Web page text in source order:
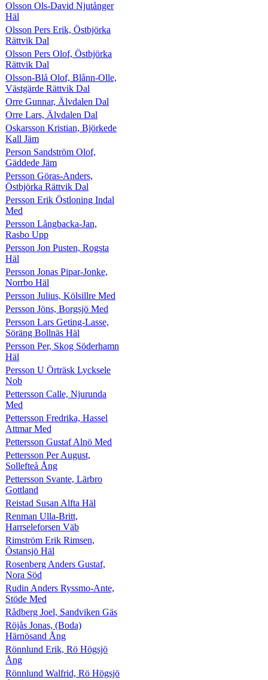
Olsson Ols-David Njutånger
Häl
Olsson Pers Erik, Östbjörka
Rättvik Dal
Olsson Pers Olof, Östbjörka
Rättvik Dal
Olsson-Blå Olof, Blånn-Olle,
Västgärde Rättvik Dal
Orre Gunnar, Älvdalen Dal
Orre Lars, Älvdalen Dal
Oskarsson Kristian, Björkede
Kall Jäm
Person Sandström Olof,
Gäddede Jäm
Persson Göras-Anders,
Östbjörka Rättvik Dal
Persson Erik Östloning Indal
Med
Persson Långbacka-Jan,
Rasbo Upp
Persson Jon Pusten, Rogsta
Häl
Persson Jonas Pipar-Jonke,
Norrbo Häl
Persson Julius, Kölsillre Med
Persson Jöns, Borgsjö Med
Persson Lars Geting-Lasse,
Söräng Bollnäs Häl
Persson Per, Skog Söderhamn
Häl
Persson U Örträsk Lycksele
Nob
Pettersson Calle, Njurunda
Med
Pettersson Fredrika, Hassel
Attmar Med
Pettersson Gustaf Alnö Med
Pettersson Per August,
Sollefteå Ång
Pettersson Svante, Lärbro
Gottland
Reistad Susan Alfta Häl
Renman Ulla-Britt,
Harrseleforsen Väb
Rimström Erik Rimsen,
Östansjö Häl
Rosenberg Anders Gustaf,
Nora Söd
Rudin Anders Ryssmo-Ante,
Stöde Med
Rådberg Joel, Sandviken Gäs
Röjås Jonas, (Boda)
Härnösand Ång
Rönnlund Erik, Rö Högsjö
Ång
Rönnlund Walfrid, Rö Högsjö